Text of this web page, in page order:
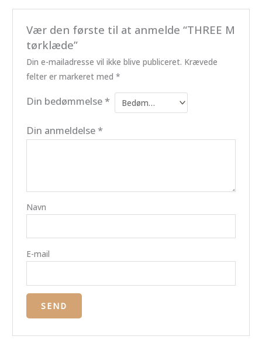
Vær den første til at anmelde “THREE M
tørklæde”
Din e-mailadresse vil ikke blive publiceret. Krævede
felter er markeret med *
Din bedømmelse*
Din anmeldelse*
Navn
E-mail